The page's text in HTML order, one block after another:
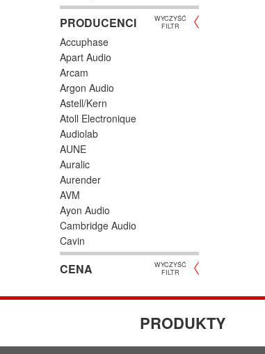
PRODUCENCI
WYCZYŚĆ
FILTR
Accuphase
Apart Audio
Arcam
Argon Audio
Astell/Kern
Atoll Electronique
Audiolab
AUNE
Auralic
Aurender
AVM
Ayon Audio
Cambridge Audio
Cayin
Chord
Cocktail Audio
dCS
EverSolo
CENA
WYCZYŚĆ
FILTR
PRODUKTY